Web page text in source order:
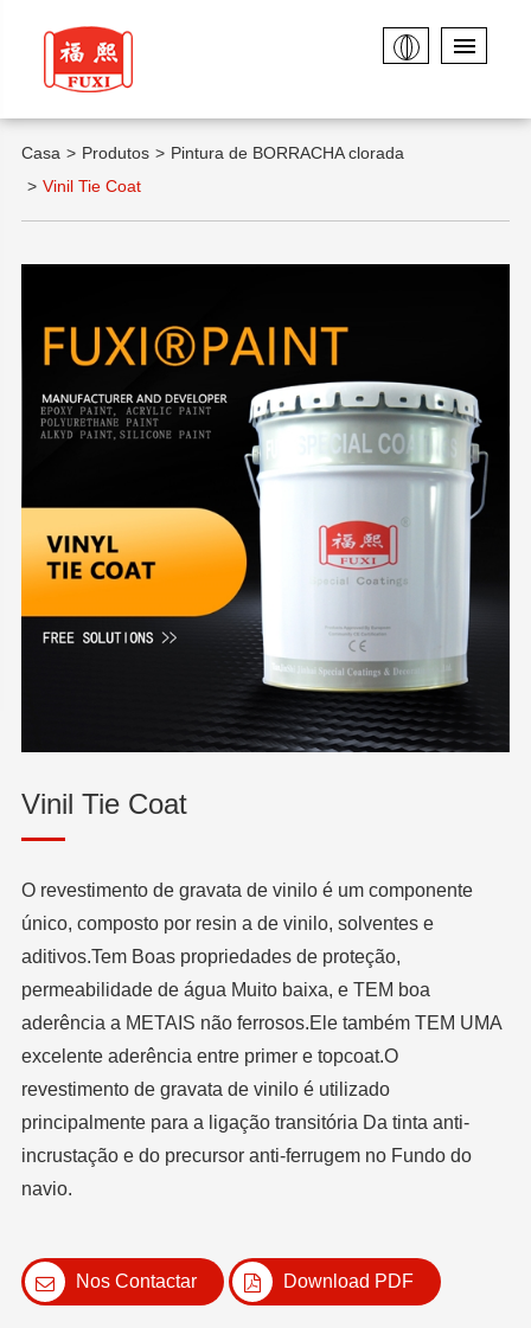
Casa Produtos
Pintura de BORRACHA clorada
Vinil Tie Coat
Vinil Tie Coat
O revestimento de gravata de vinilo é um componente
único, composto por resin a de vinilo, solventes e
aditivos.Tem Boas propriedades de proteção,
permeabilidade de água Muito baixa, e TEM boa
aderência a METAIS não ferrosos.Ele também TEM UMA
excelente aderência entre primer e topcoat.O
revestimento de gravata de vinilo é utilizado
principalmente para a ligação transitória Da tinta anti-
incrustação e do precursor anti-ferrugem no Fundo do
navio.
Nos Contactar Download PDF